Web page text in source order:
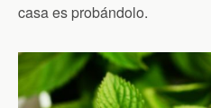
casa es probándolo.